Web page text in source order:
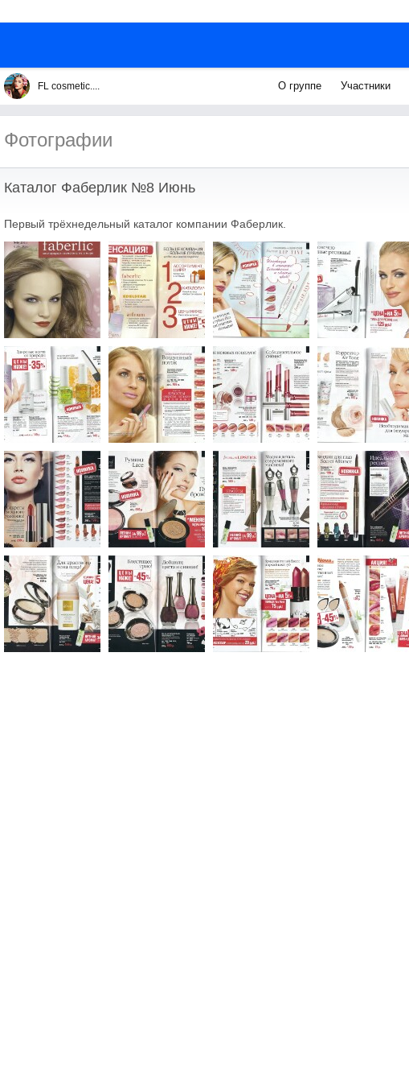
FL cosmetic.... О группе Участники
Фотографии
Каталог Фаберлик №8 Июнь
Первый трёхнедельный каталог компании Фаберлик.